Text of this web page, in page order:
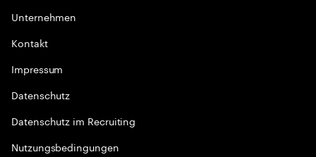
Unternehmen
Kontakt
Impressum
Datenschutz
Datenschutz im Recruiting
Nutzungsbedingungen